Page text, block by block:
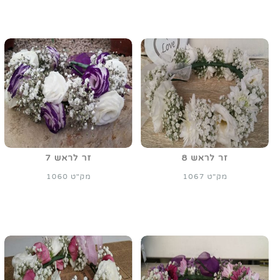
זר לראש 8
מק"ט 1067
זר לראש 7
מק"ט 1060